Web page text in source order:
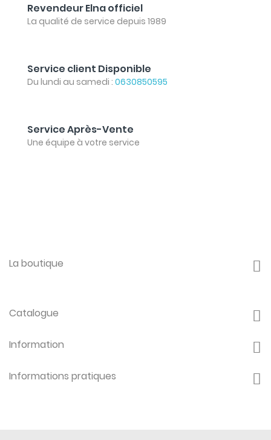
Revendeur Elna officiel
La qualité de service depuis 1989
Service client Disponible
Du lundi au samedi : 0630850595
Service Après-Vente
Une équipe à votre service
La boutique
Catalogue
Information
Informations pratiques